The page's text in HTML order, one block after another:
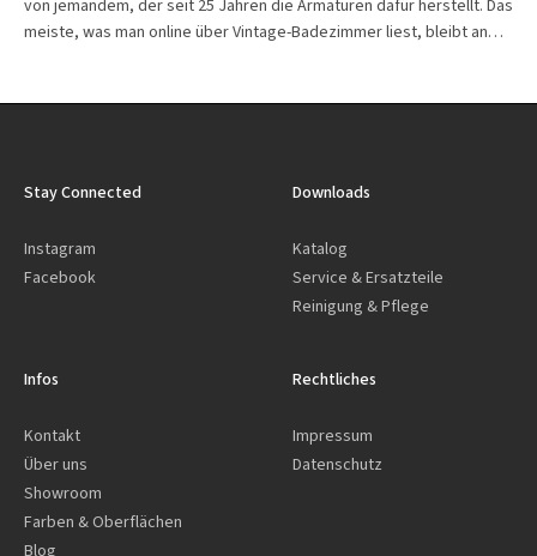
von jemandem, der seit 25 Jahren die Armaturen dafür herstellt. Das
meiste, was man online über Vintage-Badezimmer liest, bleibt an…
Stay Connected
Instagram
Facebook
Downloads
Katalog
Service & Ersatzteile
Reinigung & Pflege
Infos
Kontakt
Über uns
Showroom
Farben & Oberflächen
Blog
Rechtliches
Impressum
Datenschutz